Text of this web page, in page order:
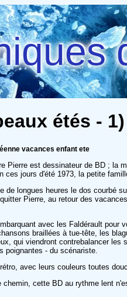
étés -
vacances enfant ete
Pierre est dessinateur de BD ;
jours d'été 1973, la petite
de longues heures le dos courbé
Pierre, au retour des
avec les Faldérault
braillées à tue-tête, les
qui viendront contrebalancer
poignantes - du scénariste.
avec leurs couleurs toutes
cette BD au rythme lent